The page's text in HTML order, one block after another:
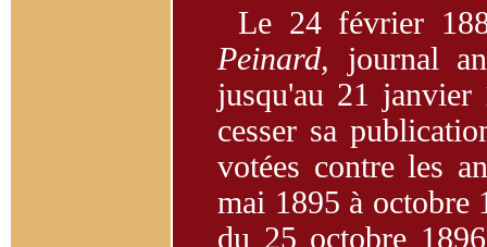
Le 24 février
Peinard, journal
jusqu'au 21
cesser sa
votées contre les
mai 1895 à
du 25 octobre